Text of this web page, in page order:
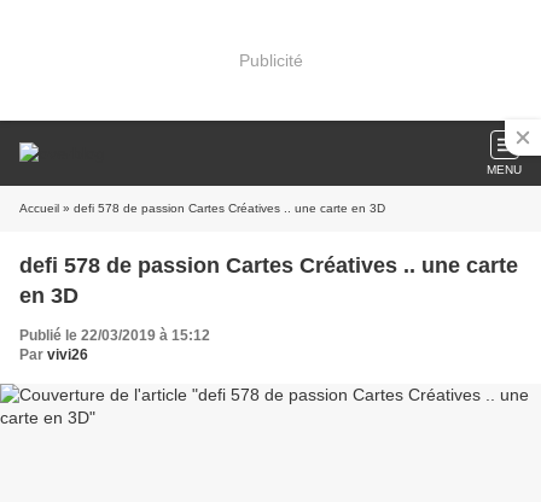
Publicité
MENU
Accueil » defi 578 de passion Cartes Créatives .. une carte en 3D
defi 578 de passion Cartes Créatives .. une carte
en 3D
Publié le 22/03/2019 à 15:12
Par vivi26